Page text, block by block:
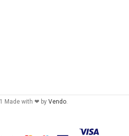
Made with ❤ by Vendo.